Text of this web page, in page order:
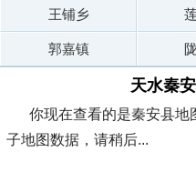
王铺乡
郭嘉镇
天水秦
你现在查看的是秦安县地
子地图数据，请稍后...